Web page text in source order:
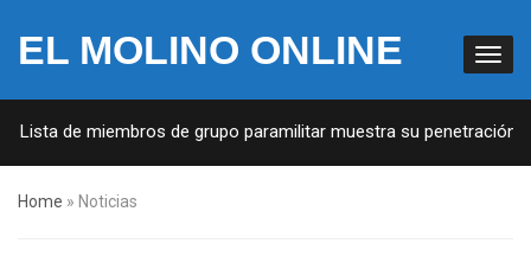
EL MOLINO ONLINE
de miembros de grupo paramilitar muestra su penetración en
Home » Noticias